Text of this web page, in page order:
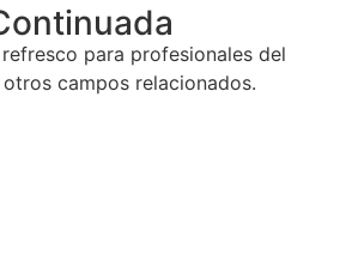
para profesionales del
campos relacionados.